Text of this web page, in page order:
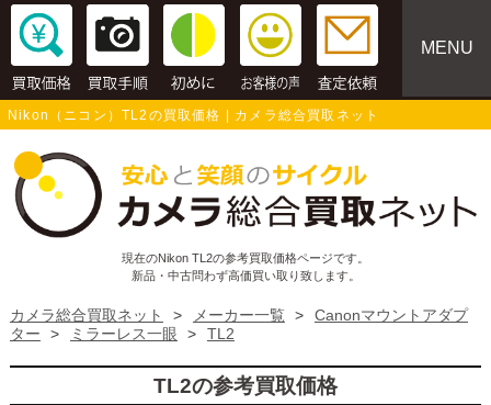
MENU
Nikon（ニコン）TL2の買取価格 | カメラ総合買取ネット
現在のNikon TL2の参考買取価格ページです。
新品・中古問わず高価買い取り致します。
カメラ総合買取ネット > メーカー一覧 >
Canonマウントアダプ
ター
> ミラーレス一眼 > TL2
TL2の参考買取価格